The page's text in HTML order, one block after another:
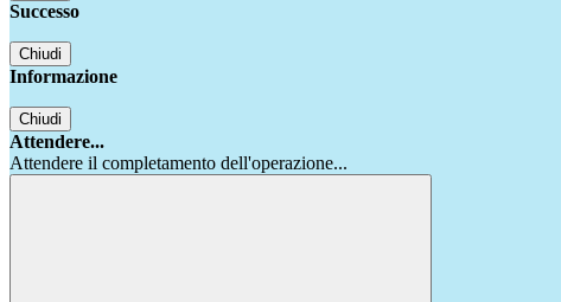
Successo
Chiudi
Informazione
Chiudi
Attendere...
Attendere il completamento dell'operazione...